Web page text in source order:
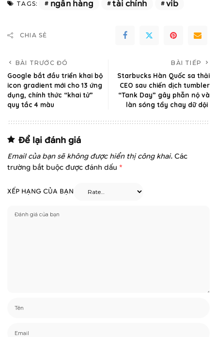
TAGS: ngân hàng tài chính vib
CHIA SẺ
BÀI TRƯỚC ĐÓ
Google bắt đầu triển khai bộ
icon gradient mới cho 13 ứng
dụng, chính thức “khai tử”
quy tắc 4 màu
BÀI TIẾP
Starbucks Hàn Quốc sa thải
CEO sau chiến dịch tumbler
“Tank Day” gây phẫn nộ và
làn sóng tẩy chay dữ dội
Để lại đánh giá
Email của bạn sẽ không được hiển thị công khai. Các
trường bắt buộc được đánh dấu *
XẾP HẠNG CỦA BẠN